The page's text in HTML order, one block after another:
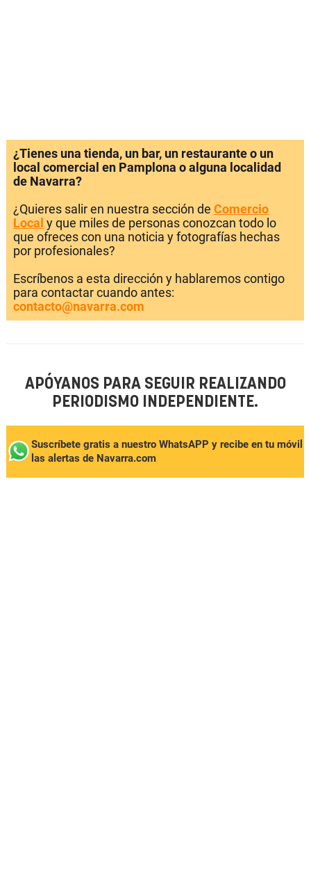
¿Tienes una tienda, un bar, un restaurante o un
local comercial en Pamplona o alguna localidad
de Navarra?
¿Quieres salir en nuestra sección de Comercio
Local y que miles de personas conozcan todo lo
que ofreces con una noticia y fotografías hechas
por profesionales?
Escríbenos a esta dirección y hablaremos contigo
para contactar cuando antes:
contacto@navarra.com
APÓYANOS PARA SEGUIR REALIZANDO
PERIODISMO INDEPENDIENTE.
Suscríbete gratis a nuestro WhatsAPP y recibe en tu móvil
las alertas de Navarra.com